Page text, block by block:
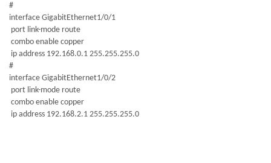
#
interface GigabitEthernet1/0/1
port link-mode route
combo enable copper
ip address 192.168.0.1 255.255.255.0
#
interface GigabitEthernet1/0/2
port link-mode route
combo enable copper
ip address 192.168.2.1 255.255.255.0